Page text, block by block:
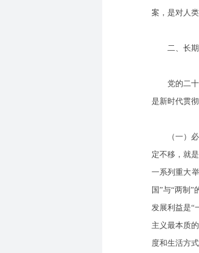
案，是对人
二、长期坚
党的二十大
是新时代贯
（一）必须
定不移，就
一系列重大
国”与“两制”
发展利益是“
主义最本质
度和生活方